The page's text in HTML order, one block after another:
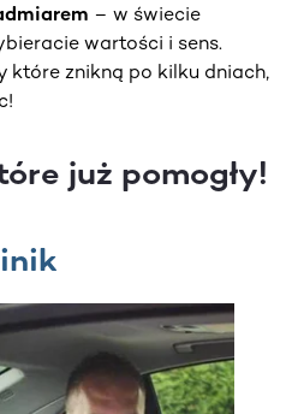
– w świecie
wartości i sens.
które znikną po kilku dniach,
już pomogły!